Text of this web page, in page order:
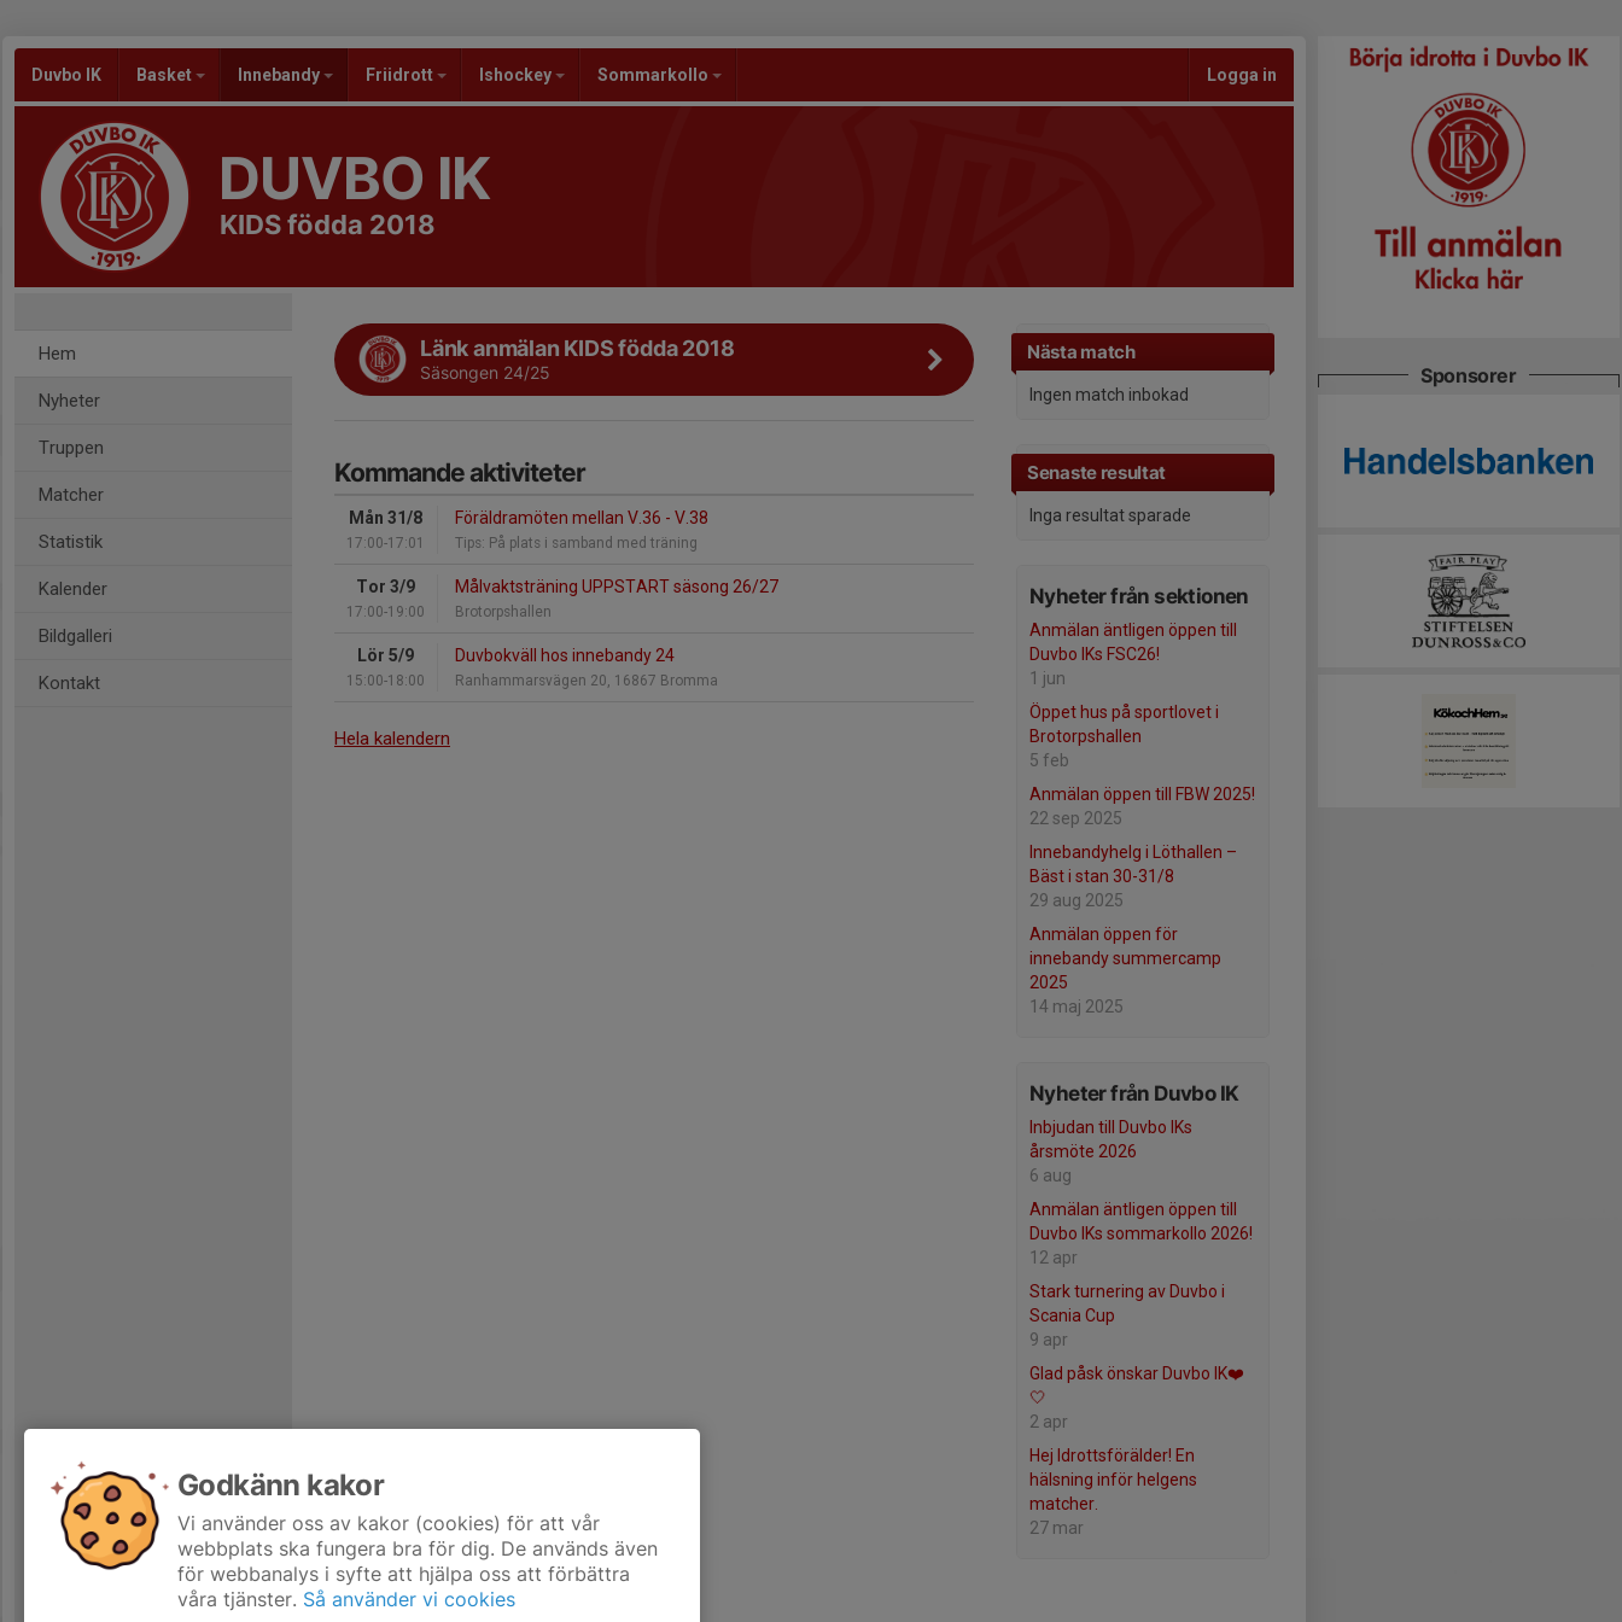
Duvbo IK Basket Innebandy Friidrott Ishockey Sommarkollo Logga in
DUVBO IK
KIDS födda 2018
Hem
Nyheter
Truppen
Matcher
Statistik
Kalender
Bildgalleri
Kontakt
Nästa match
Ingen match inbokad
Senaste resultat
Inga resultat sparade
Nyheter från sektionen
Anmälan äntligen öppen till
Duvbo IKs FSC26!
1 jun
Öppet hus på sportlovet i
Brotorpshallen
5 feb
Anmälan öppen till FBW 2025!
22 sep 2025
Innebandyhelg i Löthallen –
Bäst i stan 30-31/8
29 aug 2025
Anmälan öppen för
innebandy summercamp
2025
14 maj 2025
Nyheter från Duvbo IK
Inbjudan till Duvbo IKs
årsmöte 2026
6 aug
Anmälan äntligen öppen till
Duvbo IKs sommarkollo 2026!
12 apr
Stark turnering av Duvbo i
Scania Cup
9 apr
Glad påsk önskar Duvbo IK❤️
🤍
2 apr
Hej Idrottsförälder! En
hälsning inför helgens
matcher.
27 mar
Länk anmälan KIDS födda 2018
Säsongen 24/25
Kommande aktiviteter
Mån 31/8
17:00-17:01
Föräldramöten mellan V.36 - V.38
Tips: På plats i samband med träning
Tor 3/9
17:00-19:00
Målvaktsträning UPPSTART säsong 26/27
Brotorpshallen
Lör 5/9
15:00-18:00
Duvbokväll hos innebandy 24
Ranhammarsvägen 20, 16867 Bromma
Hela kalendern
Sponsorer
Godkänn kakor
Vi använder oss av kakor (cookies) för att vår
webbplats ska fungera bra för dig. De används även
för webbanalys i syfte att hjälpa oss att förbättra
våra tjänster. Så använder vi cookies